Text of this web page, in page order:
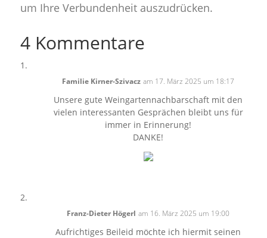
um Ihre Verbundenheit auszudrücken.
4 Kommentare
Familie Kirner-Szivacz am 17. März 2025 um 18:17
Unsere gute Weingartennachbarschaft mit den
vielen interessanten Gesprächen bleibt uns für
immer in Erinnerung!
DANKE!
Franz-Dieter Högerl am 16. März 2025 um 19:00
Aufrichtiges Beileid möchte ich hiermit seinen